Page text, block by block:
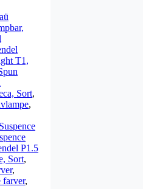
T1,
Sort,
,
Suspence
P1.5
Sort,
,
farver,